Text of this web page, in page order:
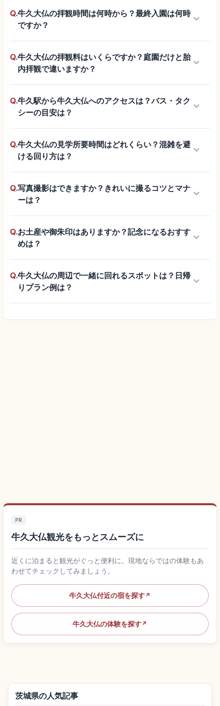
Q.牛久大仏の拝観時間は何時から？最終入園は何時
ですか？
keyboard_arrow_down
Q.牛久大仏の拝観料はいくらですか？庭園だけと胎
内拝観で違いますか？
keyboard_arrow_down
Q.牛久駅から牛久大仏へのアクセスは？バス・タク
シーの目安は？
keyboard_arrow_down
Q.牛久大仏の見学所要時間はどれくらい？混雑を避
ける回り方は？
keyboard_arrow_down
Q.写真撮影はできますか？きれいに撮るコツとマナ
ーは？
keyboard_arrow_down
Q.お土産や御朱印はありますか？記念になるおすす
めは？
keyboard_arrow_down
Q.牛久大仏の周辺で一緒に回れるスポットは？日帰
りプラン例は？
keyboard_arrow_down
PR
牛久大仏観光をもっとスムーズに
近くに泊まると観光がぐっと便利に。現地ならではの体験もあ
わせてチェックしてみましょう。
牛久大仏付近の宿を探す↗
牛久大仏の体験を探す↗
茨城県の人気記事